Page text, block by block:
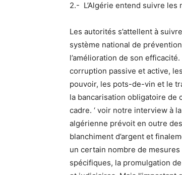
2.- L’Algérie entend suivre les
Les autorités s’attellent à
système national de
l’amélioration de son
corruption passive et active,
pouvoir, les pots-de-vin et le
la bancarisation obligatoire de
cadre. ‘ voir notre interview à
algérienne prévoit en outre
blanchiment d’argent et
un certain nombre de
spécifiques, la promulgation